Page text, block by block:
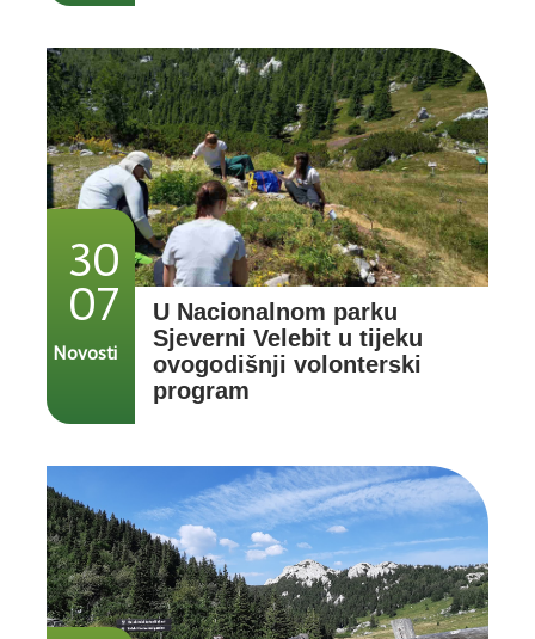
30
07
U Nacionalnom parku
Sjeverni Velebit u tijeku
ovogodišnji volonterski
program
Novosti